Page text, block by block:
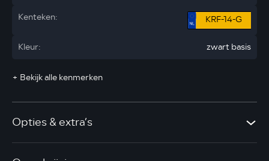
Kenteken:
KRF-14-G
Kleur: zwart basis
+ Bekijk alle kenmerken
Opties & extra’s